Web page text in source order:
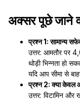
अक्सर पूछे जाने
प्रश्न 1: सामान्य
उत्तर: आमतौर पर
थोड़ी भिन्नता हो
यदि आप सीमा से
प्रश्न 2: क्या केवल
उत्तर: विटामिन और